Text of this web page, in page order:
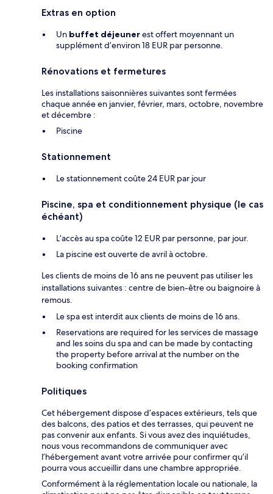
Extras en option
Un buffet déjeunerest offert moyennant un
supplément d’environ 18 EUR par personne.
Rénovations et fermetures
Les installations saisonnières suivantes sont fermées
chaque année en janvier, février, mars, octobre, novembre
et décembre :
Piscine
Stationnement
Le stationnement coûte 24 EUR par jour
Piscine, spa et conditionnement physique (le cas
échéant)
L’accès au spa coûte 12 EUR par personne, par jour.
La piscine est ouverte de avril à octobre.
Les clients de moins de 16 ans ne peuvent pas utiliser les
installations suivantes : centre de bien-être ou baignoire à
remous.
Le spa est interdit aux clients de moins de 16 ans.
Reservations are required for les services de massage
and les soins du spa and can be made by contacting
the property before arrival at the number on the
booking confirmation
Politiques
Cet hébergement dispose d’espaces extérieurs, tels que
des balcons, des patios et des terrasses, qui peuvent ne
pas convenir aux enfants. Si vous avez des inquiétudes,
nous vous recommandons de communiquer avec
l’hébergement avant votre arrivée pour confirmer qu’il
pourra vous accueillir dans une chambre appropriée.
Conformément à la réglementation locale ou nationale, la